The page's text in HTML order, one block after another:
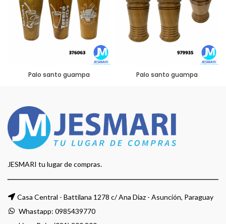
Palo santo guampa Palo santo guampa
JESMARI tu lugar de compras.
Casa Central - Battilana 1278 c/ Ana Diaz - Asunción, Paraguay
Whastapp: 0985439770